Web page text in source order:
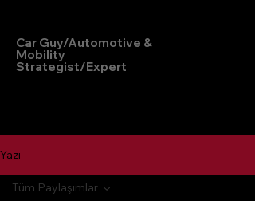
Car Guy/Automotive &
Mobility
Strategist/Expert
Yazı
Tüm Paylaşımlar